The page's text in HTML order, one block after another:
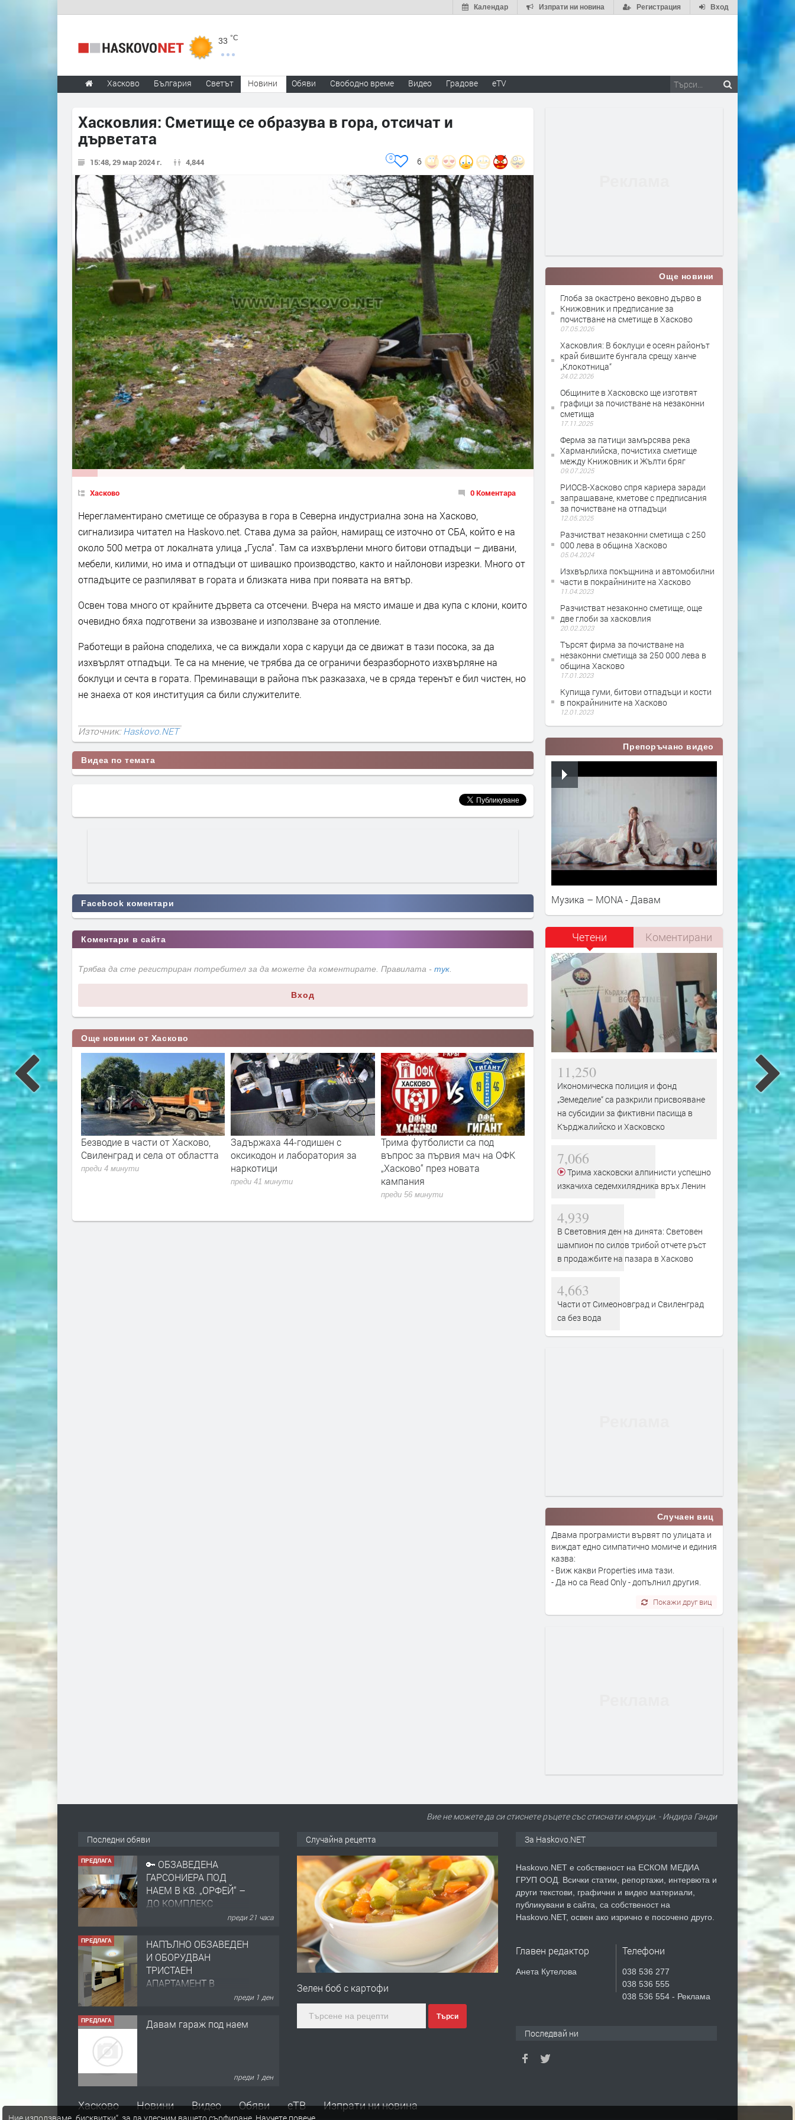
Вход
Регистрация
Изпрати ни новина
Календар
33 °C
Хасково България Светът Новини Обяви Свободно време Видео Градове eTV
Хасковлия: Сметище се образува в гора, отсичат и
дърветата
15:48, 29 мар 2024 г. 4,844 6
0
Хасково 0 Коментара
Нерегламентирано сметище се образува в гора в Северна индустриална зона на Хасково,
сигнализира читател на Haskovo.net. Става дума за район, намиращ се източно от СБА, който е на
около 500 метра от локалната улица „Гусла“. Там са изхвърлени много битови отпадъци – дивани,
мебели, килими, но има и отпадъци от шивашко производство, както и найлонови изрезки. Много от
отпадъците се разпиляват в гората и близката нива при появата на вятър.
Освен това много от крайните дървета са отсечени. Вчера на място имаше и два купа с клони, които
очевидно бяха подготвени за извозване и използване за отопление.
Работещи в района споделиха, че са виждали хора с каруци да се движат в тази посока, за да
изхвърлят отпадъци. Те са на мнение, че трябва да се ограничи безразборното изхвърляне на
боклуци и сечта в гората. Преминаващи в района пък разказаха, че в сряда теренът е бил чистен, но
не знаеха от коя институция са били служителите.
Източник:Haskovo.NET
Видеа по темата
Facebook коментари
Коментари в сайта
Трябва да сте регистриран потребител за да можете да коментирате. Правилата - тук.
Вход
Още новини от Хасково
от Хасково,
от областта
Задържаха 44-годишен с
оксикодон и лаборатория за
наркотици
Трима футболисти са под
въпрос за първия мач на ОФК
„Хасково“ през новата
кампания
Областният управител: Нямам
правомощия да защитавам
директор на МБАЛ – Хасково с
изтекъл мандат
преди 16 часа
бюджет: Как да пазаруваме
практично и изгодно през
„Земеделие“ са разкрили
присвояване на
фиктивни пасища в
Кърджалийско и
Още новини
Глоба за окастрено вековно дърво в
Книжовник и предписание за
почистване на сметище в Хасково
07.05.2026
Хасковлия: В боклуци е осеян районът
край бившите бунгала срещу ханче
„Клокотница“
24.02.2026
Общините в Хасковско ще изготвят
графици за почистване на незаконни
сметища
17.11.2025
Ферма за патици замърсява река
Харманлийска, почистиха сметище
между Книжовник и Жълти бряг
09.07.2025
РИОСВ-Хасково спря кариера заради
запрашаване, кметове с предписания
за почистване на отпадъци
12.05.2025
Разчистват незаконни сметища с 250
000 лева в община Хасково
05.04.2024
Изхвърлиха покъщнина и автомобилни
части в покрайнините на Хасково
11.04.2023
Разчистват незаконно сметище, още
две глоби за хасковлия
20.02.2023
Търсят фирма за почистване на
незаконни сметища за 250 000 лева в
община Хасково
17.01.2023
Купища гуми, битови отпадъци и кости
в покрайнините на Хасково
12.01.2023
Препоръчано видео
Музика – MONA - Давам
Четени Коментирани
11,250
Икономическа полиция и фонд
„Земеделие“ са разкрили присвояване
на субсидии за фиктивни пасища в
Кърджалийско и Хасковско
7,066
Трима хасковски алпинисти успешно
изкачиха седемхилядника връх Ленин
4,939
В Световния ден на динята: Световен
шампион по силов трибой отчете ръст
в продажбите на пазара в Хасково
4,663
Части от Симеоновград и Свиленград
са без вода
Случаен виц
Двама програмисти вървят по улицата и
виждат едно симпатично момиче и единия
казва:
- Виж какви Properties има тази.
- Да но са Read Only - допълнил другия.
Покажи друг виц
Вие не можете да си стиснете ръцете със стиснати юмруци. - Индира Ганди
Последни обяви
ПРЕДЛАГА
НАПЪЛНО ОБЗАВЕДЕН
И ОБОРУДВАН
ТРИСТАЕН
АПАРТАМЕНТ В
преди 1 ден
ПРЕДЛАГА Давам гараж под наем
преди 1 ден
ПРЕДЛАГА
№4120 Магазин/Офис
преди 1 ден
ПРОСТОРЕН ТРИСТАЕН
АПАРТАМЕНТ В НОВА
Случайна рецепта
Зелен боб с картофи
Търси
За Haskovo.NET
Haskovo.NET е собственост на ЕСКОМ МЕДИА
ГРУП ООД. Всички статии, репортажи, интервюта и
други текстови, графични и видео материали,
публикувани в сайта, са собственост на
Haskovo.NET, освен ако изрично е посочено друго.
Главен редактор
Анета Кутелова
Телефони
038 536 277
038 536 555
038 536 554 - Реклама
Последвай ни
Хасково Новини Видео Обяви еТВ Изпрати ни новина